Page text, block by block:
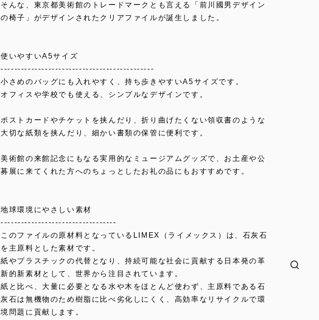
そんな、東京都美術館のトレードマークとも言える「前川國男デザイン
の椅子」がデザインされたクリアファイルが誕生しました。
使いやすいA5サイズ
---------------------------------------------
小さめのバッグにも入れやすく、持ち歩きやすいA5サイズです。
オフィスや学校でも使える、シンプルなデザインです。
ポストカードやチケットを挟んだり、折り曲げたくない領収書のような
大切な紙類を挟んだり、細かい書類の保管に便利です。
美術館の来館記念にもなる実用的なミュージアムグッズで、お土産や公
募展に来てくれた方へのちょっとしたお礼の品にもおすすめです。
地球環境にやさしい素材
----------------------------------
このファイルの原材料となっているLIMEX（ライメックス）は、石灰石
を主原料とした素材です。
紙やプラスチックの代替となり、持続可能な社会に貢献する日本発の革
新的新素材として、世界から注目されています。
紙と比べ、大量に必要となる水や木をほとんど使わず、主原料である石
灰石は無機物のため樹脂に比べ劣化しにくく、高効率なリサイクルで環
境問題に貢献します。